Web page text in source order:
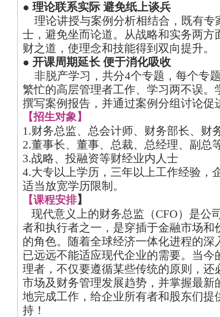
● 理论联系实际 避免纸上谈兵
理论讲授与案例分析相结合，既有专
士，避免坐而论道。从战略和实务两方
财之道，使理念和技能得到双向提升。
● 开课周期延长 便于消化吸收
非脱产学习，共分4个专题，每个专
繁忙的高层管理者工作、学习两不误。
撰写案例报告，并通过案例分组讨论促
【招生对象】
1.财务总监、总会计师、财务部长、财
2.董事长、董事、总裁、总经理、副总
3.战略、投融资等财经业内人士
4.大专以上学历，三年以上工作经验，
适当放宽学历限制。
【课程安排】
现代意义上的财务总监（CFO）是公
者和执行者之一，是穿插于金融市场和
的角色。随着全球经济一体化进程的深
已远远不能适应现代企业的需要。当
理者，不仅要遵循某些传统的原则，还
市场及财务管理发展趋势，并掌握最新
地完成工作，给企业所有者和股东们提
持！